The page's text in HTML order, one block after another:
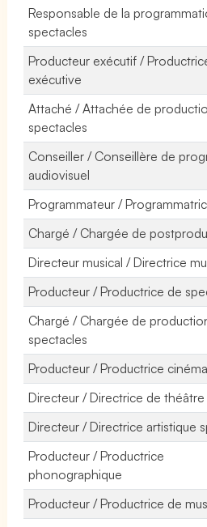
Responsable de la
spectacles
Producteur exécutif /
exécutive
Attaché / Attachée de
spectacles
Conseiller / Conseillère de
audiovisuel
Programmateur /
Chargé / Chargée de
Directeur musical / Directrice
Producteur / Productrice de
Chargé / Chargée de
spectacles
Producteur / Productrice cinéma
Directeur / Directrice de théâtre
Directeur / Directrice artistique
Producteur / Productrice
phonographique
Producteur / Productrice de